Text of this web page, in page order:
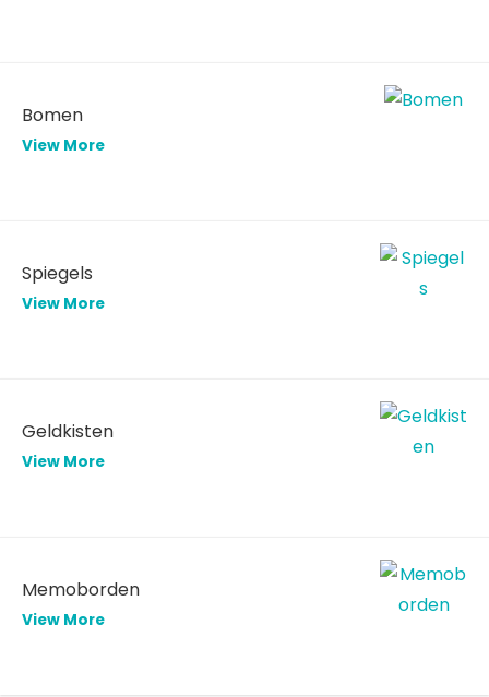
Bomen
View More
Spiegels
View More
Geldkisten
View More
Memoborden
View More